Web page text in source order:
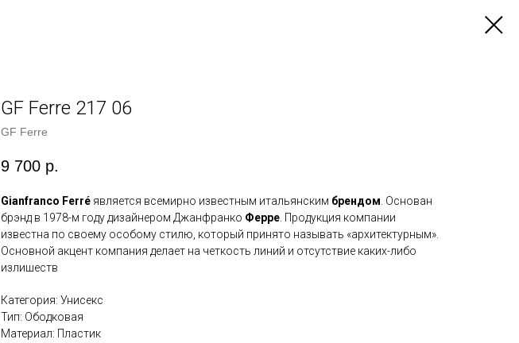
GF Ferre 217 06
GF Ferre
9 700 р.
Gianfranco Ferré является всемирно известным итальянским брендом. Основан
брэнд в 1978-м году дизайнером Джанфранко Ферре. Продукция компании
известна по своему особому стилю, который принято называть «архитектурным».
Основной акцент компания делает на четкость линий и отсутствие каких-либо
излишеств
Категория: Унисекс
Тип: Ободковая
Материал: Пластик